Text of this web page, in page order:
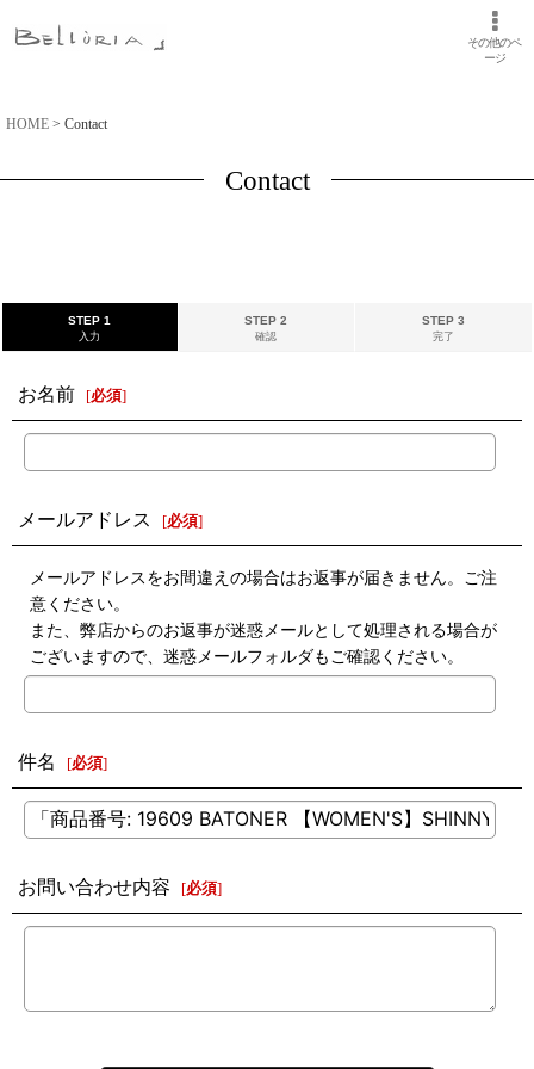
その他のペ
ージ
HOME > Contact
Contact
STEP 1
入力
STEP 2
確認
STEP 3
完了
お名前 [必須]
メールアドレス [必須]
メールアドレスをお間違えの場合はお返事が届きません。ご注
意ください。
また、弊店からのお返事が迷惑メールとして処理される場合が
ございますので、迷惑メールフォルダもご確認ください。
件名 [必須]
お問い合わせ内容 [必須]